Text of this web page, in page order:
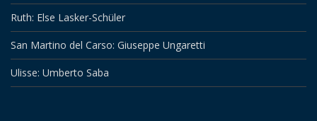
Ruth: Else Lasker-Schüler
San Martino del Carso: Giuseppe Ungaretti
Ulisse: Umberto Saba